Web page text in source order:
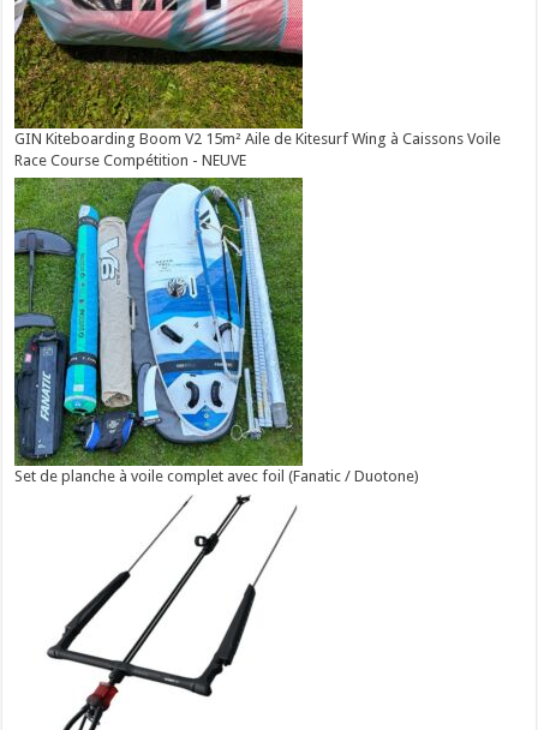
GIN Kiteboarding Boom V2 15m² Aile de Kitesurf Wing à Caissons Voile
Race Course Compétition - NEUVE
Set de planche à voile complet avec foil (Fanatic / Duotone)